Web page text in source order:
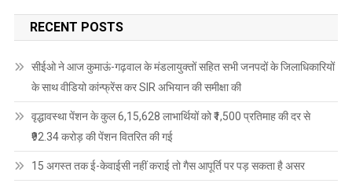
RECENT POSTS
सीईओ ने आज कुमाऊं-गढ़वाल के मंडलायुक्तों सहित सभी जनपदों के जिलाधिकारियों
के साथ वीडियो कांन्फ्रेंस कर SIR अभियान की समीक्षा की
वृद्धावस्था पेंशन के कुल 6,15,628 लाभार्थियों को ₹1,500 प्रतिमाह की दर से
₹92.34 करोड़ की पेंशन वितरित की गई
15 अगस्त तक ई-केवाईसी नहीं कराई तो गैस आपूर्ति पर पड़ सकता है असर